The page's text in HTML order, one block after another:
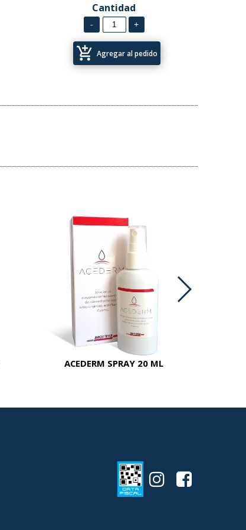
Cantidad
add_shopping_cart Agregar al pedido
ACEDERM SPRAY 20 ML